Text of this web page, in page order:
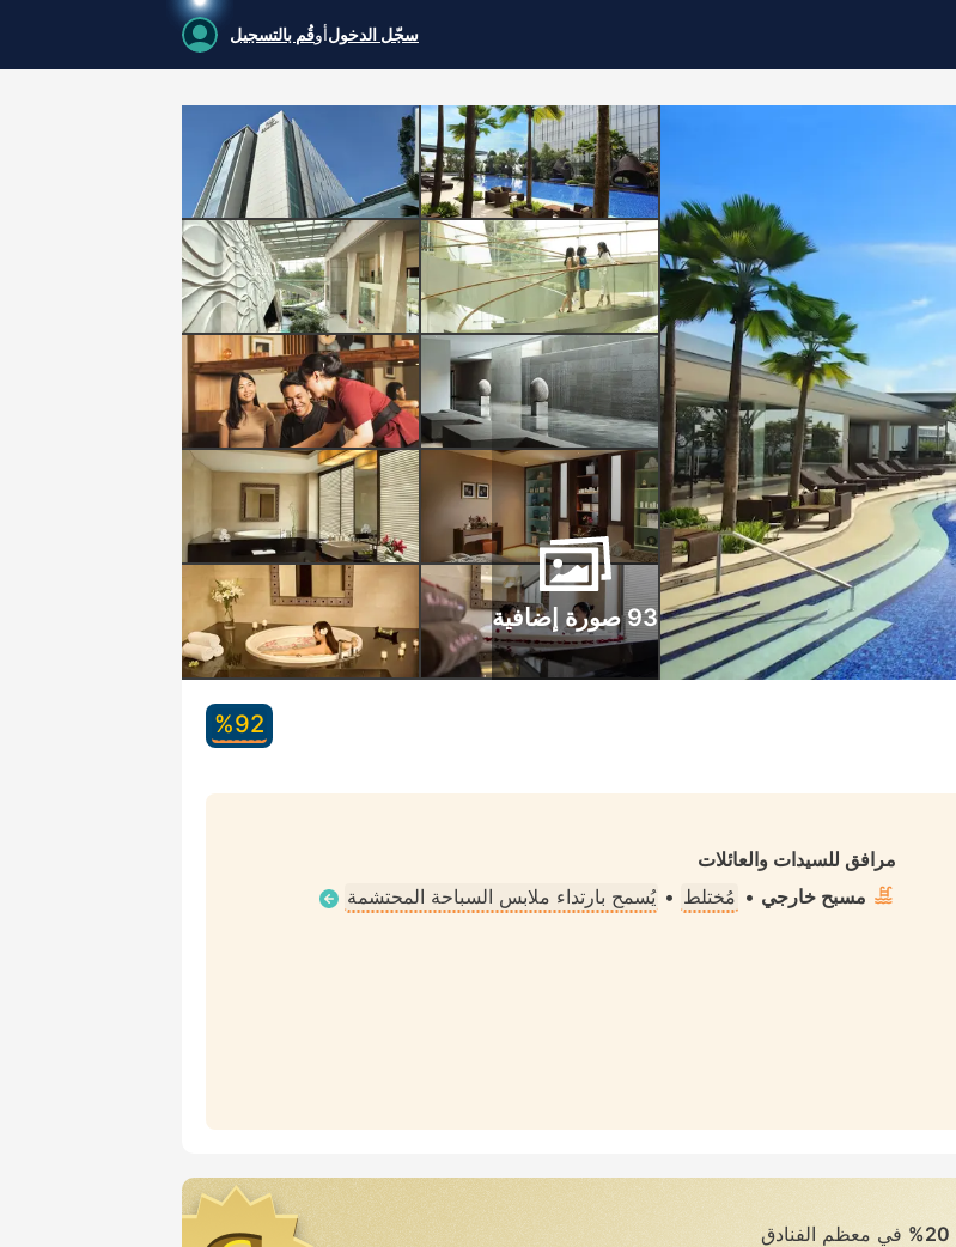
سجّل الدخولأوقُم بالتسجيل
93 صورة إضافية
92‏%
مرافق للسيدات والعائلات
مسبح خارجي • مُختلط • يُسمح بارتداء ملابس السباحة المحتشمة
20% في معظم الفنادق